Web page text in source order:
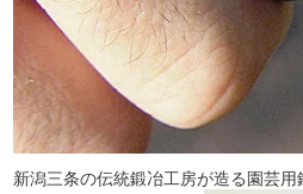
新潟三条の伝統鍛冶工房が造る園芸用